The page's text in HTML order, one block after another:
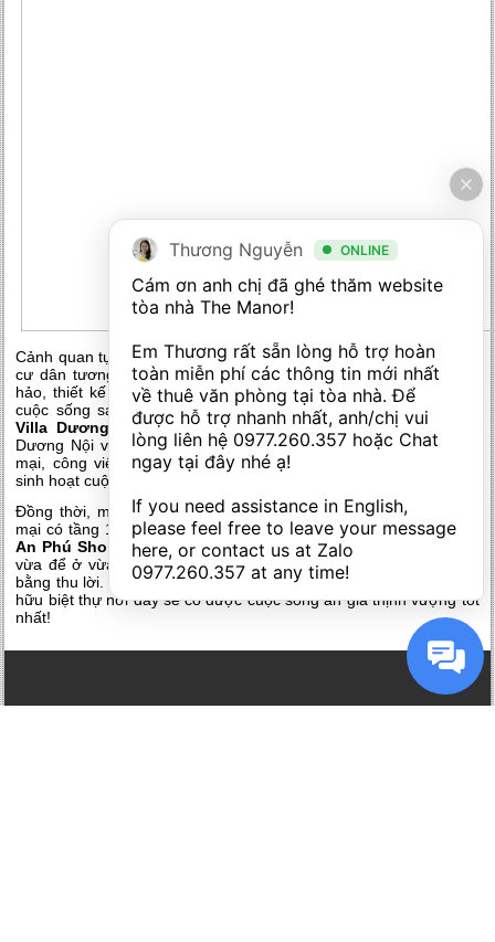
Cảnh quan tự nhiên trọn vẹn mang lại cuộc sống an lành cho quý
cư dân tương lai đồng thời hệ thống tiện ích được đầu tư hoàn
hảo, thiết kế xây dựng chỉ cách vài bước chân thêm hoàn thiện
cuộc sống sang, cao cấp cho mọi nhà ởdự án An Phú Shop
Villa Dương Nội. Những tiện ích hàng đầu có tại khu đô thị
Dương Nội và riêng khu biệt thư như bể bơi, trung tâm thương
mại, công viên, khu vui chơi, bệnh viện…đáp ứng mọi nhu cầu
sinh hoạt cuộc sống cho quý cư dân tương lai.
Đồng thời, mô hình thiết kế độc đáo theo dạng biệt thự thương
mại có tầng 1 làm mặt bằng kinh doanh, tầng 2 trở lên để ở của
An Phú Shop Villa Dương Nộisẽ tạo điều kiện cho chủ sở hữu
vừa để ở vừa có thể kinh doanh theo ý muốn hay cho thuê mặt
bằng thu lời. Kết hợp hình thức thiết kế 2 trong 1 như thế, chủ sở
hữu biệt thự nơi đây sẽ có được cuộc sống an gia thịnh vượng tốt
nhất!
Thương Nguyễn ONLINE
Cám ơn anh chị đã ghé thăm website
tòa nhà The Manor!
Em Thương rất sẵn lòng hỗ trợ hoàn
toàn miễn phí các thông tin mới nhất
về thuê văn phòng tại tòa nhà. Để
được hỗ trợ nhanh nhất, anh/chị vui
lòng liên hệ 0977.260.357 hoặc Chat
ngay tại đây nhé ạ!
If you need assistance in English,
please feel free to leave your message
0977.260.357 at any time!